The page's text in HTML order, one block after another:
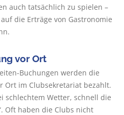
auch tatsächlich zu spielen –
die Erträge von Gastronomie
vor Ort
Buchungen werden die
Ort im Clubsekretariat bezahlt.
schlechtem Wetter, schnell die
Oft haben die Clubs nicht